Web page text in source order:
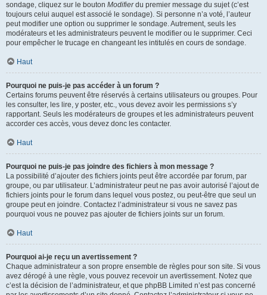
sondage, cliquez sur le bouton Modifierdu premier message du sujet (c’est
toujours celui auquel est associé le sondage). Si personne n’a voté, l’auteur
peut modifier une option ou supprimer le sondage. Autrement, seuls les
modérateurs et les administrateurs peuvent le modifier ou le supprimer. Ceci
pour empêcher le trucage en changeant les intitulés en cours de sondage.
Haut
Pourquoi ne puis-je pas accéder à un forum ?
Certains forums peuvent être réservés à certains utilisateurs ou groupes. Pour
les consulter, les lire, y poster, etc., vous devez avoir les permissions s’y
rapportant. Seuls les modérateurs de groupes et les administrateurs peuvent
accorder ces accès, vous devez donc les contacter.
Haut
Pourquoi ne puis-je pas joindre des fichiers à mon message ?
La possibilité d’ajouter des fichiers joints peut être accordée par forum, par
groupe, ou par utilisateur. L’administrateur peut ne pas avoir autorisé l’ajout de
fichiers joints pour le forum dans lequel vous postez, ou peut-être que seul un
groupe peut en joindre. Contactez l’administrateur si vous ne savez pas
pourquoi vous ne pouvez pas ajouter de fichiers joints sur un forum.
Haut
Pourquoi ai-je reçu un avertissement ?
Chaque administrateur a son propre ensemble de règles pour son site. Si vous
avez dérogé à une règle, vous pouvez recevoir un avertissement. Notez que
c’est la décision de l’administrateur, et que phpBB Limited n’est pas concerné